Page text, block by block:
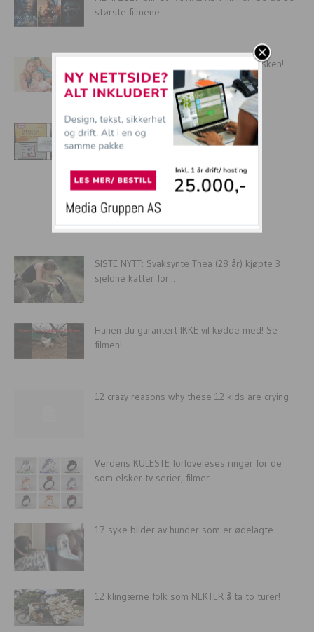
største filmene...
14 barn som rett og slett IKKE vil ha søsken!
Ferdig...
14 orddelingsfeil som gjør deg veldig
FRUSTRERT!
SISTE NYTT: Svaksynte Thea (28 år) kjøpte 3
sjeldne katter for...
Hanen du garantert IKKE vil kødde med! Se
filmen!
12 crazy reasons why these 12 kids are crying
Verdens KULESTE forloveleses ringer for de
som elsker tv serier, filmer...
17 syke bilder av hunder som er ødelagte
12 klingærne folk som NEKTER å ta to turer!